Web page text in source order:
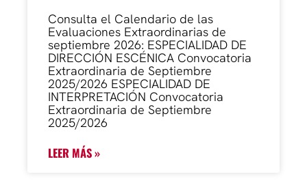
Consulta el Calendario de las
Evaluaciones Extraordinarias de
septiembre 2026: ESPECIALIDAD DE
DIRECCIÓN ESCÉNICA Convocatoria
Extraordinaria de Septiembre
2025/2026 ESPECIALIDAD DE
INTERPRETACIÓN Convocatoria
Extraordinaria de Septiembre
2025/2026
LEER MÁS »